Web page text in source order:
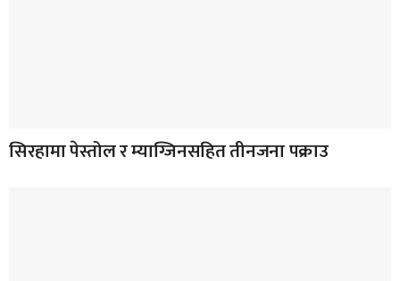
सिरहामा पेस्तोल र म्याग्जिनसहित तीनजना पक्राउ